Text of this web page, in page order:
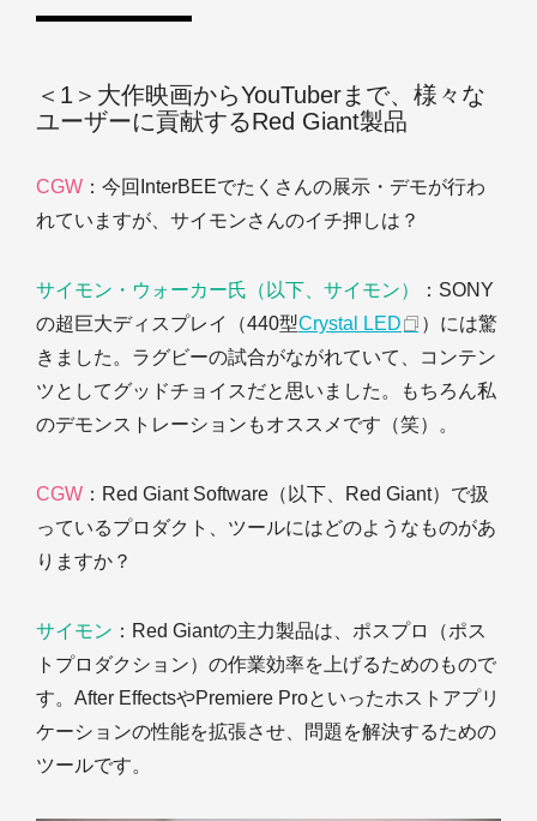
＜1＞大作映画からYouTuberまで、様々な
ユーザーに貢献するRed Giant製品
CGW ：今回InterBEEでたくさんの展示・デモが行わ
れていますが、サイモンさんのイチ押しは？
サイモン・ウォーカー氏（以下、サイモン）
：SONY
の超巨大ディスプレイ（440型Crystal LED
）には驚
きました。ラグビーの試合がながれていて、コンテン
ツとしてグッドチョイスだと思いました。もちろん私
のデモンストレーションもオススメです（笑）。
CGW ：Red Giant Software（以下、Red Giant）で扱
っているプロダクト、ツールにはどのようなものがあ
りますか？
サイモン ：Red Giantの主力製品は、ポスプロ（ポス
トプロダクション）の作業効率を上げるためのもので
す。After EffectsやPremiere Proといったホストアプリ
ケーションの性能を拡張させ、問題を解決するための
ツールです。